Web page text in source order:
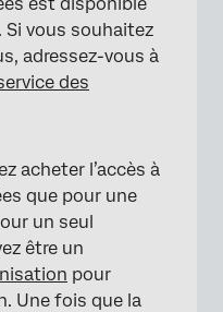
vous souhaitez
adressez-vous à
des
acheter l’accès à
que pour une
un seul
être un
pour
Une fois que la